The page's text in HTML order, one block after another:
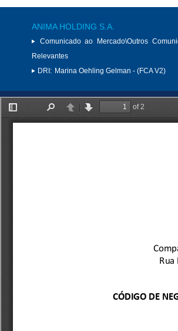
ANIMA HOLDING S.A.
Comunicado ao Mercado\Outros
Relevantes
DRI: Marina Oehling Gelman - (FCA V2)